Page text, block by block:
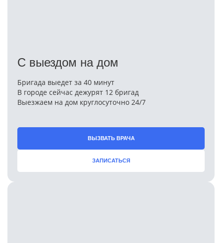
С выездом на дом
Бригада выедет за 40 минут
В городе сейчас дежурят 12 бригад
Выезжаем на дом круглосуточно 24/7
ВЫЗВАТЬ ВРАЧА
ЗАПИСАТЬСЯ